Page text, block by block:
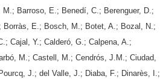
Barroso, E.; Benedí, C.; Berenguer, D.;
E.; Bosch, M.; Botet, A.; Bozal, N.;
Cajal, Y.; Calderó, G.; Calpena, A.;
M.; Castell, M.; Cendrós, J.M.; Ciudad,
J.; del Valle, J.; Diaba, F.; Dinarès, I.;